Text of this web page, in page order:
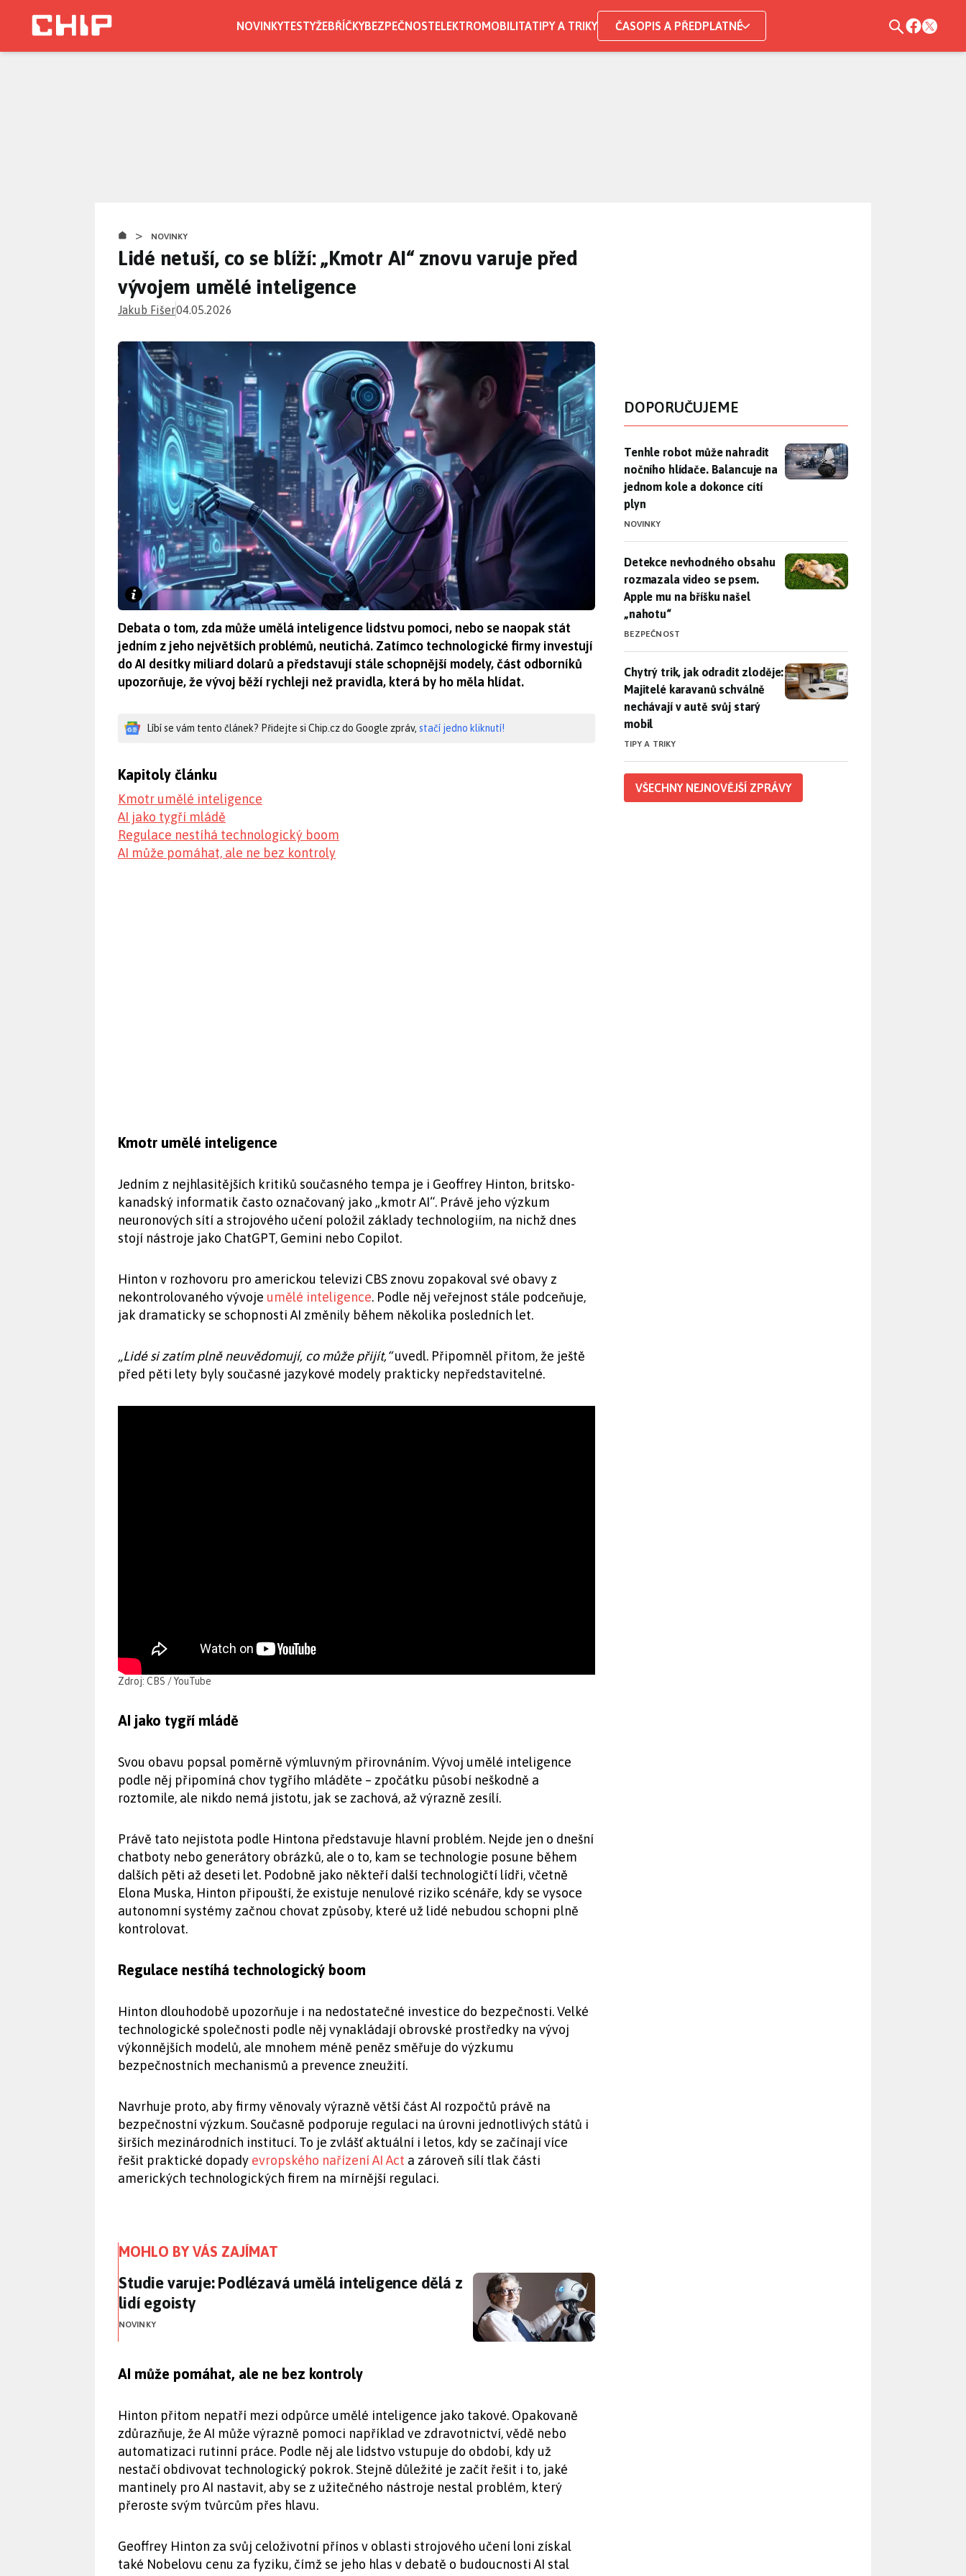
NOVINKYTESTYŽEBŘÍČKYBEZPEČNOSTELEKTROMOBILITATIPY A TRIKY ČASOPIS A PŘEDPLATNÉ
> NOVINKY
Lidé netuší, co se blíží: „Kmotr AI“ znovu varuje před
vývojem umělé inteligence
Jakub Fišer04.05.2026
Debata o tom, zda může umělá inteligence lidstvu pomoci, nebo se naopak stát
jedním z jeho největších problémů, neutichá. Zatímco technologické firmy investují
do AI desítky miliard dolarů a představují stále schopnější modely, část odborníků
upozorňuje, že vývoj běží rychleji než pravidla, která by ho měla hlídat.
Líbí se vám tento článek? Přidejte si Chip.cz do Google zpráv, stačí jedno kliknutí!
Kapitoly článku
Kmotr umělé inteligence
AI jako tygří mládě
Regulace nestíhá technologický boom
AI může pomáhat, ale ne bez kontroly
Kmotr umělé inteligence
Jedním z nejhlasitějších kritiků současného tempa je i Geoffrey Hinton, britsko-
kanadský informatik často označovaný jako „kmotr AI“. Právě jeho výzkum
neuronových sítí a strojového učení položil základy technologiím, na nichž dnes
stojí nástroje jako ChatGPT, Gemini nebo Copilot.
Hinton v rozhovoru pro americkou televizi CBS znovu zopakoval své obavy z
nekontrolovaného vývoje umělé inteligence. Podle něj veřejnost stále podceňuje,
jak dramaticky se schopnosti AI změnily během několika posledních let.
„Lidé si zatím plně neuvědomují, co může přijít,“uvedl. Připomněl přitom, že ještě
před pěti lety byly současné jazykové modely prakticky nepředstavitelné.
Zdroj: CBS / YouTube
AI jako tygří mládě
Svou obavu popsal poměrně výmluvným přirovnáním. Vývoj umělé inteligence
podle něj připomíná chov tygřího mláděte – zpočátku působí neškodně a
roztomile, ale nikdo nemá jistotu, jak se zachová, až výrazně zesílí.
Právě tato nejistota podle Hintona představuje hlavní problém. Nejde jen o dnešní
chatboty nebo generátory obrázků, ale o to, kam se technologie posune během
dalších pěti až deseti let. Podobně jako někteří další technologičtí lídři, včetně
Elona Muska, Hinton připouští, že existuje nenulové riziko scénáře, kdy se vysoce
autonomní systémy začnou chovat způsoby, které už lidé nebudou schopni plně
kontrolovat.
Regulace nestíhá technologický boom
Hinton dlouhodobě upozorňuje i na nedostatečné investice do bezpečnosti. Velké
technologické společnosti podle něj vynakládají obrovské prostředky na vývoj
výkonnějších modelů, ale mnohem méně peněz směřuje do výzkumu
bezpečnostních mechanismů a prevence zneužití.
Navrhuje proto, aby firmy věnovaly výrazně větší část AI rozpočtů právě na
bezpečnostní výzkum. Současně podporuje regulaci na úrovni jednotlivých států i
širších mezinárodních institucí. To je zvlášť aktuální i letos, kdy se začínají více
řešit praktické dopady evropského nařízení AI Act a zároveň sílí tlak části
amerických technologických firem na mírnější regulaci.
MOHLO BY VÁS ZAJÍMAT
Studie varuje: Podlézavá umělá inteligence dělá z lidí egoisty
Studie varuje: Podlézavá umělá inteligence dělá z
lidí egoisty
NOVINKY
AI může pomáhat, ale ne bez kontroly
Hinton přitom nepatří mezi odpůrce umělé inteligence jako takové. Opakovaně
zdůrazňuje, že AI může výrazně pomoci například ve zdravotnictví, vědě nebo
automatizaci rutinní práce. Podle něj ale lidstvo vstupuje do období, kdy už
nestačí obdivovat technologický pokrok. Stejně důležité je začít řešit i to, jaké
mantinely pro AI nastavit, aby se z užitečného nástroje nestal problém, který
přeroste svým tvůrcům přes hlavu.
Geoffrey Hinton za svůj celoživotní přínos v oblasti strojového učení loni získal
také Nobelovu cenu za fyziku, čímž se jeho hlas v debatě o budoucnosti AI stal
DOPORUČUJEME
Tenhle robot může nahradit nočního hlídače. Balancuje na
Tenhle robot může nahradit
nočního hlídače. Balancuje na
jednom kole a dokonce cítí
plyn
NOVINKY
Detekce nevhodného obsahu rozmazala video se psem. Apple mu
Detekce nevhodného obsahu
rozmazala video se psem.
Apple mu na bříšku našel
„nahotu“
BEZPEČNOST
Chytrý trik, jak odradit zloděje: Majitelé karavanů schválně
Chytrý trik, jak odradit zloděje:
Majitelé karavanů schválně
nechávají v autě svůj starý
mobil
TIPY A TRIKY
VŠECHNY NEJNOVĚJŠÍ ZPRÁVY